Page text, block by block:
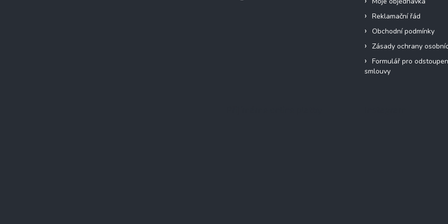
Reklamační řád
Obchodní podmínky
Zásady ochrany
Formulář pro
smlouvy